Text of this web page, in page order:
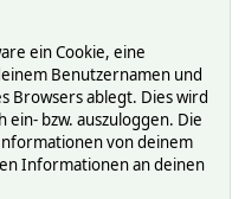
ein Cookie, eine
Benutzernamen und
Browsers ablegt. Dies wird
ein- bzw. auszuloggen. Die
von deinem
Informationen an deinen